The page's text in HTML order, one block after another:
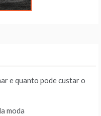
e quanto pode custar o
moda